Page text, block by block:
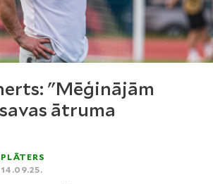
"Mēģinājām
ātruma